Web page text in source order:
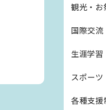
観光・お
国際交流
生涯学習
スポーツ
各種支援